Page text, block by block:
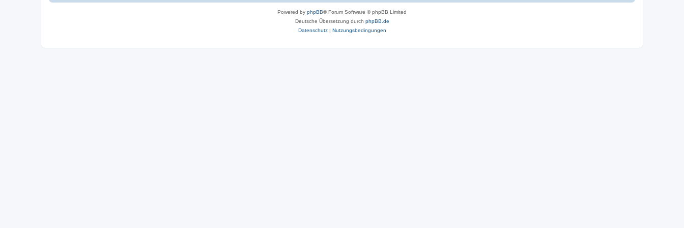
Powered by phpBB® Forum Software © phpBB Limited
Deutsche Übersetzung durch phpBB.de
Datenschutz| Nutzungsbedingungen